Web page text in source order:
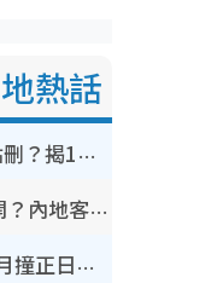
熱話
WhatsApp預設貼圖點刪？揭1招「反向操作」還原簡潔介面 附3步實測教學
香港山邊鐵閘邊門大開？內地客困惑意義何在！網民神回覆：呢種叫法理性防禦
鬼門開2026｜農曆七月撞正日全食特別邪？專家警告切忌做一事！揭4大禁忌+2招保平安